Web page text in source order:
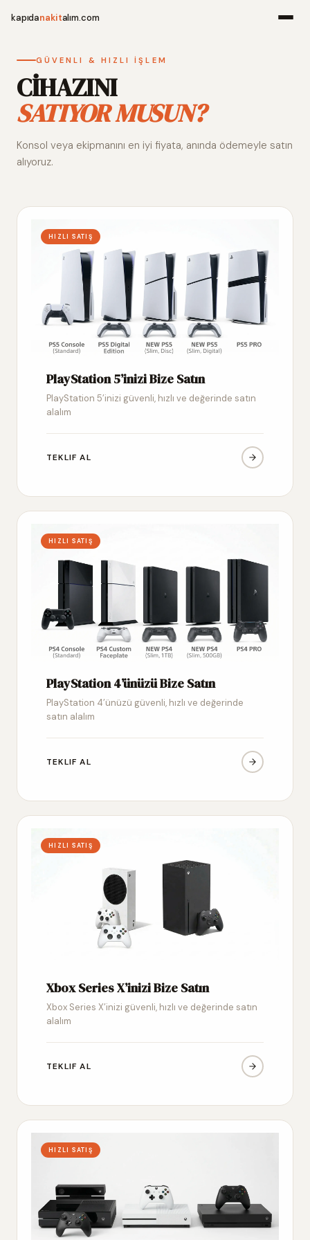
kapıdanakitalım.com
Alım
GÜVENLI & HIZLI İŞLEM
CİHAZINI
SATIYOR MUSUN?
Konsol veya ekipmanını en iyi fiyata, anında ödemeyle satın
alıyoruz.
HIZLI SATIŞ
PlayStation 5’inizi Bize Satın
PlayStation 5’inizi güvenli, hızlı ve değerinde satın
alalım
TEKLIF AL
HIZLI SATIŞ
PlayStation 4’ünüzü Bize Satın
PlayStation 4’ünüzü güvenli, hızlı ve değerinde
satın alalım
TEKLIF AL
HIZLI SATIŞ
Xbox Series X’inizi Bize Satın
Xbox Series X’inizi güvenli, hızlı ve değerinde satın
alalım
TEKLIF AL
HIZLI SATIŞ